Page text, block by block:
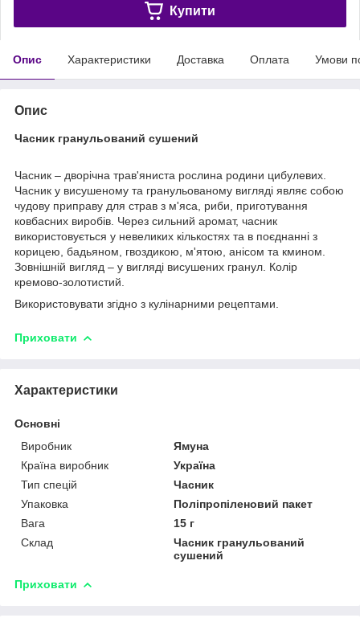
Купити
Опис Характеристики Доставка Оплата Умови
Опис
Часник гранульований сушений
Часник – дворічна трав'яниста рослина родини цибулевих.
Часник у висушеному та гранульованому вигляді являє собою
чудову приправу для страв з м'яса, риби, приготування
ковбасних виробів. Через сильний аромат, часник
використовується у невеликих кількостях та в поєднанні з
корицею, бадьяном, гвоздикою, м'ятою, анісом та кмином.
Зовнішній вигляд – у вигляді висушених гранул. Колір
кремово-золотистий.
Використовувати згідно з кулінарними рецептами.
Приховати
Характеристики
Основні
Виробник
Ямуна
Країна виробник
Україна
Тип спецій
Часник
Упаковка
Поліпропіленовий пакет
Вага
15 г
Склад
Часник гранульований
сушений
Приховати